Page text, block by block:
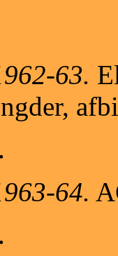
63.
64.